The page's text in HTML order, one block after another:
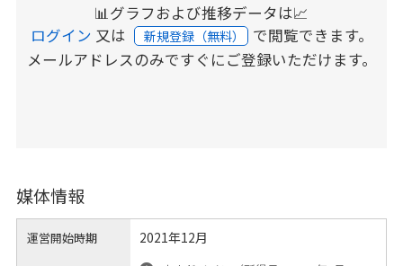
📊グラフおよび推移データは📈
ログイン 又は 新規登録（無料） で閲覧できます。
メールアドレスのみですぐにご登録いただけます。
媒体情報
運営開始時期 2021年12月